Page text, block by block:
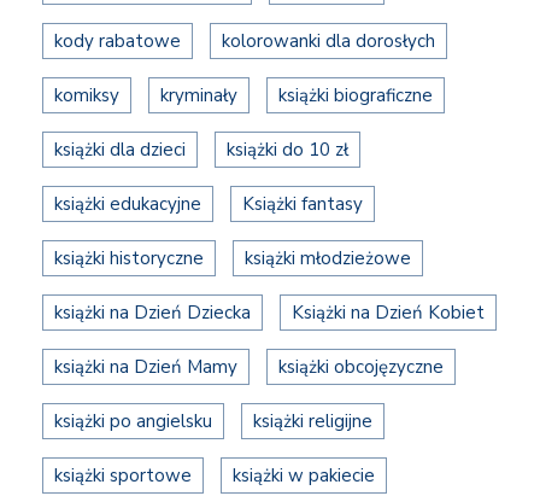
kody rabatowe kolorowanki dla dorosłych
komiksy kryminały książki biograficzne
książki dla dzieci książki do 10 zł
książki edukacyjne Książki fantasy
książki historyczne książki młodzieżowe
książki na Dzień Dziecka Książki na Dzień Kobiet
książki na Dzień Mamy książki obcojęzyczne
książki po angielsku książki religijne
książki sportowe książki w pakiecie